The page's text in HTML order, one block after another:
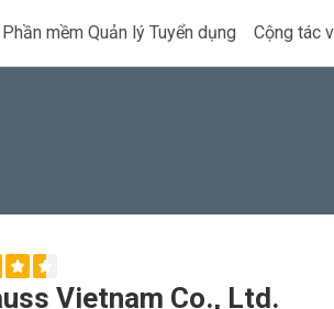
Phần mềm Quản lý Tuyển dụng Cộng tác
Vietnam Co., Ltd.